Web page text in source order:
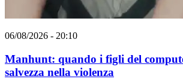
06/08/2026 - 20:10
Manhunt: quando i figli del
salvezza nella violenza